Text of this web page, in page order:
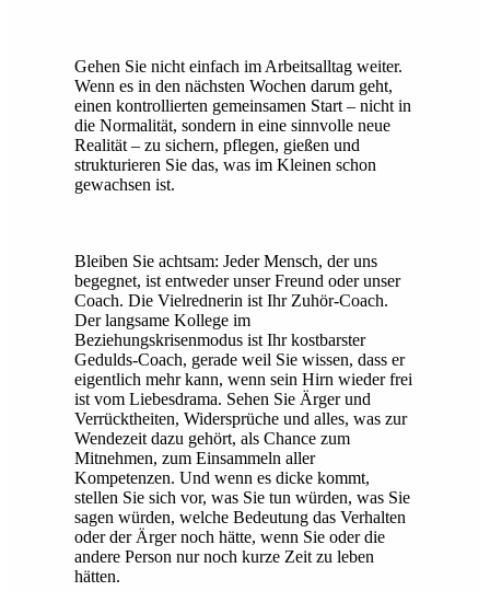
Gehen Sie nicht einfach im Arbeitsalltag weiter.
Wenn es in den nächsten Wochen darum geht,
einen kontrollierten gemeinsamen Start – nicht in
die Normalität, sondern in eine sinnvolle neue
Realität – zu sichern, pflegen, gießen und
strukturieren Sie das, was im Kleinen schon
gewachsen ist.
Bleiben Sie achtsam: Jeder Mensch, der uns
begegnet, ist entweder unser Freund oder unser
Coach. Die Vielrednerin ist Ihr Zuhör-Coach.
Der langsame Kollege im
Beziehungskrisenmodus ist Ihr kostbarster
Gedulds-Coach, gerade weil Sie wissen, dass er
eigentlich mehr kann, wenn sein Hirn wieder frei
ist vom Liebesdrama. Sehen Sie Ärger und
Verrücktheiten, Widersprüche und alles, was zur
Wendezeit dazu gehört, als Chance zum
Mitnehmen, zum Einsammeln aller
Kompetenzen. Und wenn es dicke kommt,
stellen Sie sich vor, was Sie tun würden, was Sie
sagen würden, welche Bedeutung das Verhalten
oder der Ärger noch hätte, wenn Sie oder die
andere Person nur noch kurze Zeit zu leben
hätten.